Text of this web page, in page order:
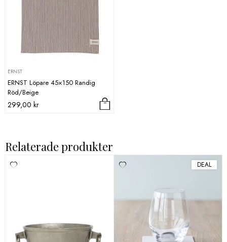
ERNST
ERNST Löpare 45×150 Randig
Röd/Beige
299,00 kr
Relaterade produkter
DEAL